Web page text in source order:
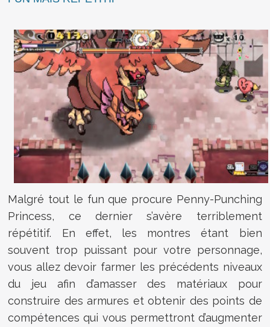
Malgré tout le fun que procure Penny-Punching
Princess, ce dernier s’avère terriblement
répétitif. En effet, les montres étant bien
souvent trop puissant pour votre personnage,
vous allez devoir farmer les précédents niveaux
du jeu afin d’amasser des matériaux pour
construire des armures et obtenir des points de
compétences qui vous permettront d’augmenter